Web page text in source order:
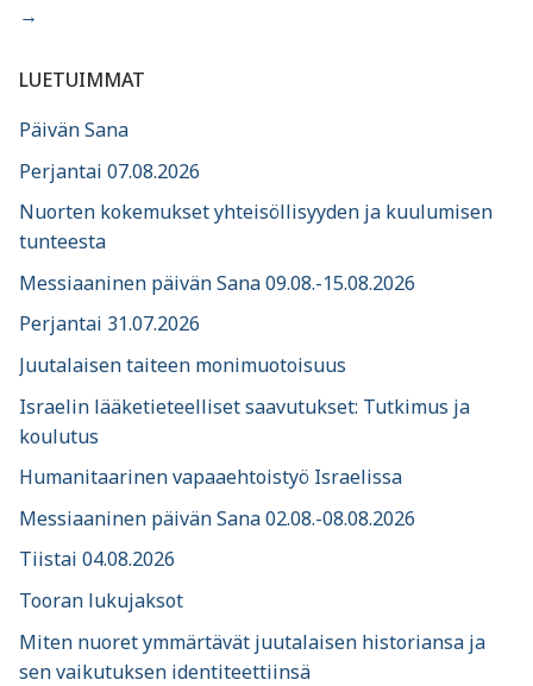
→
LUETUIMMAT
Päivän Sana
Perjantai 07.08.2026
Nuorten kokemukset yhteisöllisyyden ja kuulumisen
tunteesta
Messiaaninen päivän Sana 09.08.-15.08.2026
Perjantai 31.07.2026
Juutalaisen taiteen monimuotoisuus
Israelin lääketieteelliset saavutukset: Tutkimus ja
koulutus
Humanitaarinen vapaaehtoistyö Israelissa
Messiaaninen päivän Sana 02.08.-08.08.2026
Tiistai 04.08.2026
Tooran lukujaksot
Miten nuoret ymmärtävät juutalaisen historiansa ja
sen vaikutuksen identiteettiinsä